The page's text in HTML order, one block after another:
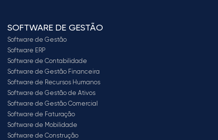
SOFTWARE DE GESTÃO
Software de Gestão
Software ERP
Software de Contabilidade
Software de Gestão Financeira
Software de Recursos Humanos
Software de Gestão de Ativos
Software de Gestão Comercial
Software de Faturação
Software de Mobilidade
Software de Construção